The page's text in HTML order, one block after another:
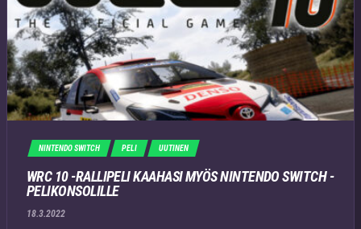
NINTENDO SWITCH PELI UUTINEN
WRC 10 -RALLIPELI KAAHASI MYÖS NINTENDO SWITCH -
PELIKONSOLILLE
18.3.2022